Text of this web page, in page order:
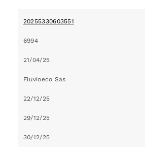
20255330603551
6994
21/04/25
Fluvioeco Sas
22/12/25
29/12/25
30/12/25